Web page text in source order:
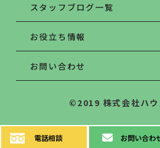
電話相談 お問い合わ
スタッフブログ一覧
お役立ち情報
お問い合わせ
©2019 株式会社ハウ